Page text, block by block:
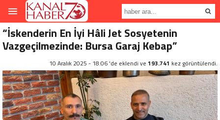
“İskenderin En İyi Hâli Jet Sosyetenin
Vazgeçilmezinde: Bursa Garaj Kebap”
10 Aralık 2025 - 18:06 'de eklendi ve 193.741 kez görüntülendi.